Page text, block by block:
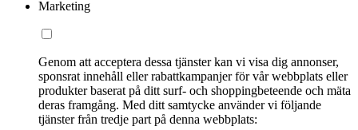
Marketing
Genom att acceptera dessa tjänster kan vi visa dig annonser,
sponsrat innehåll eller rabattkampanjer för vår webbplats eller
produkter baserat på ditt surf- och shoppingbeteende och mäta
deras framgång. Med ditt samtycke använder vi följande
tjänster från tredje part på denna webbplats: